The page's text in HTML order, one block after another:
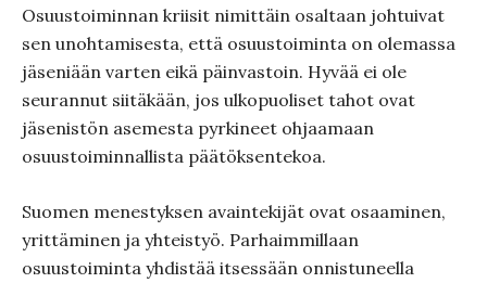
Osuustoiminnan kriisit nimittäin osaltaan johtuivat
sen unohtamisesta, että osuustoiminta on olemassa
jäseniään varten eikä päinvastoin. Hyvää ei ole
seurannut siitäkään, jos ulkopuoliset tahot ovat
jäsenistön asemesta pyrkineet ohjaamaan
osuustoiminnallista päätöksentekoa.
Suomen menestyksen avaintekijät ovat osaaminen,
yrittäminen ja yhteistyö. Parhaimmillaan
osuustoiminta yhdistää itsessään onnistuneella